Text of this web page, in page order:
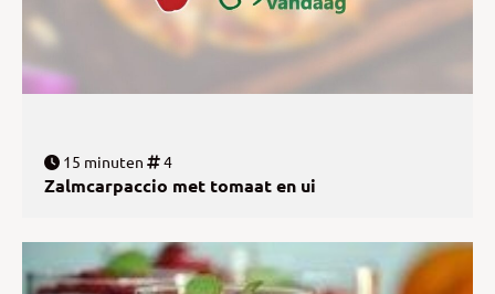
15 minuten 4
Zalmcarpaccio met tomaat en ui